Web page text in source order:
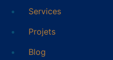
Services
Projets
Blog